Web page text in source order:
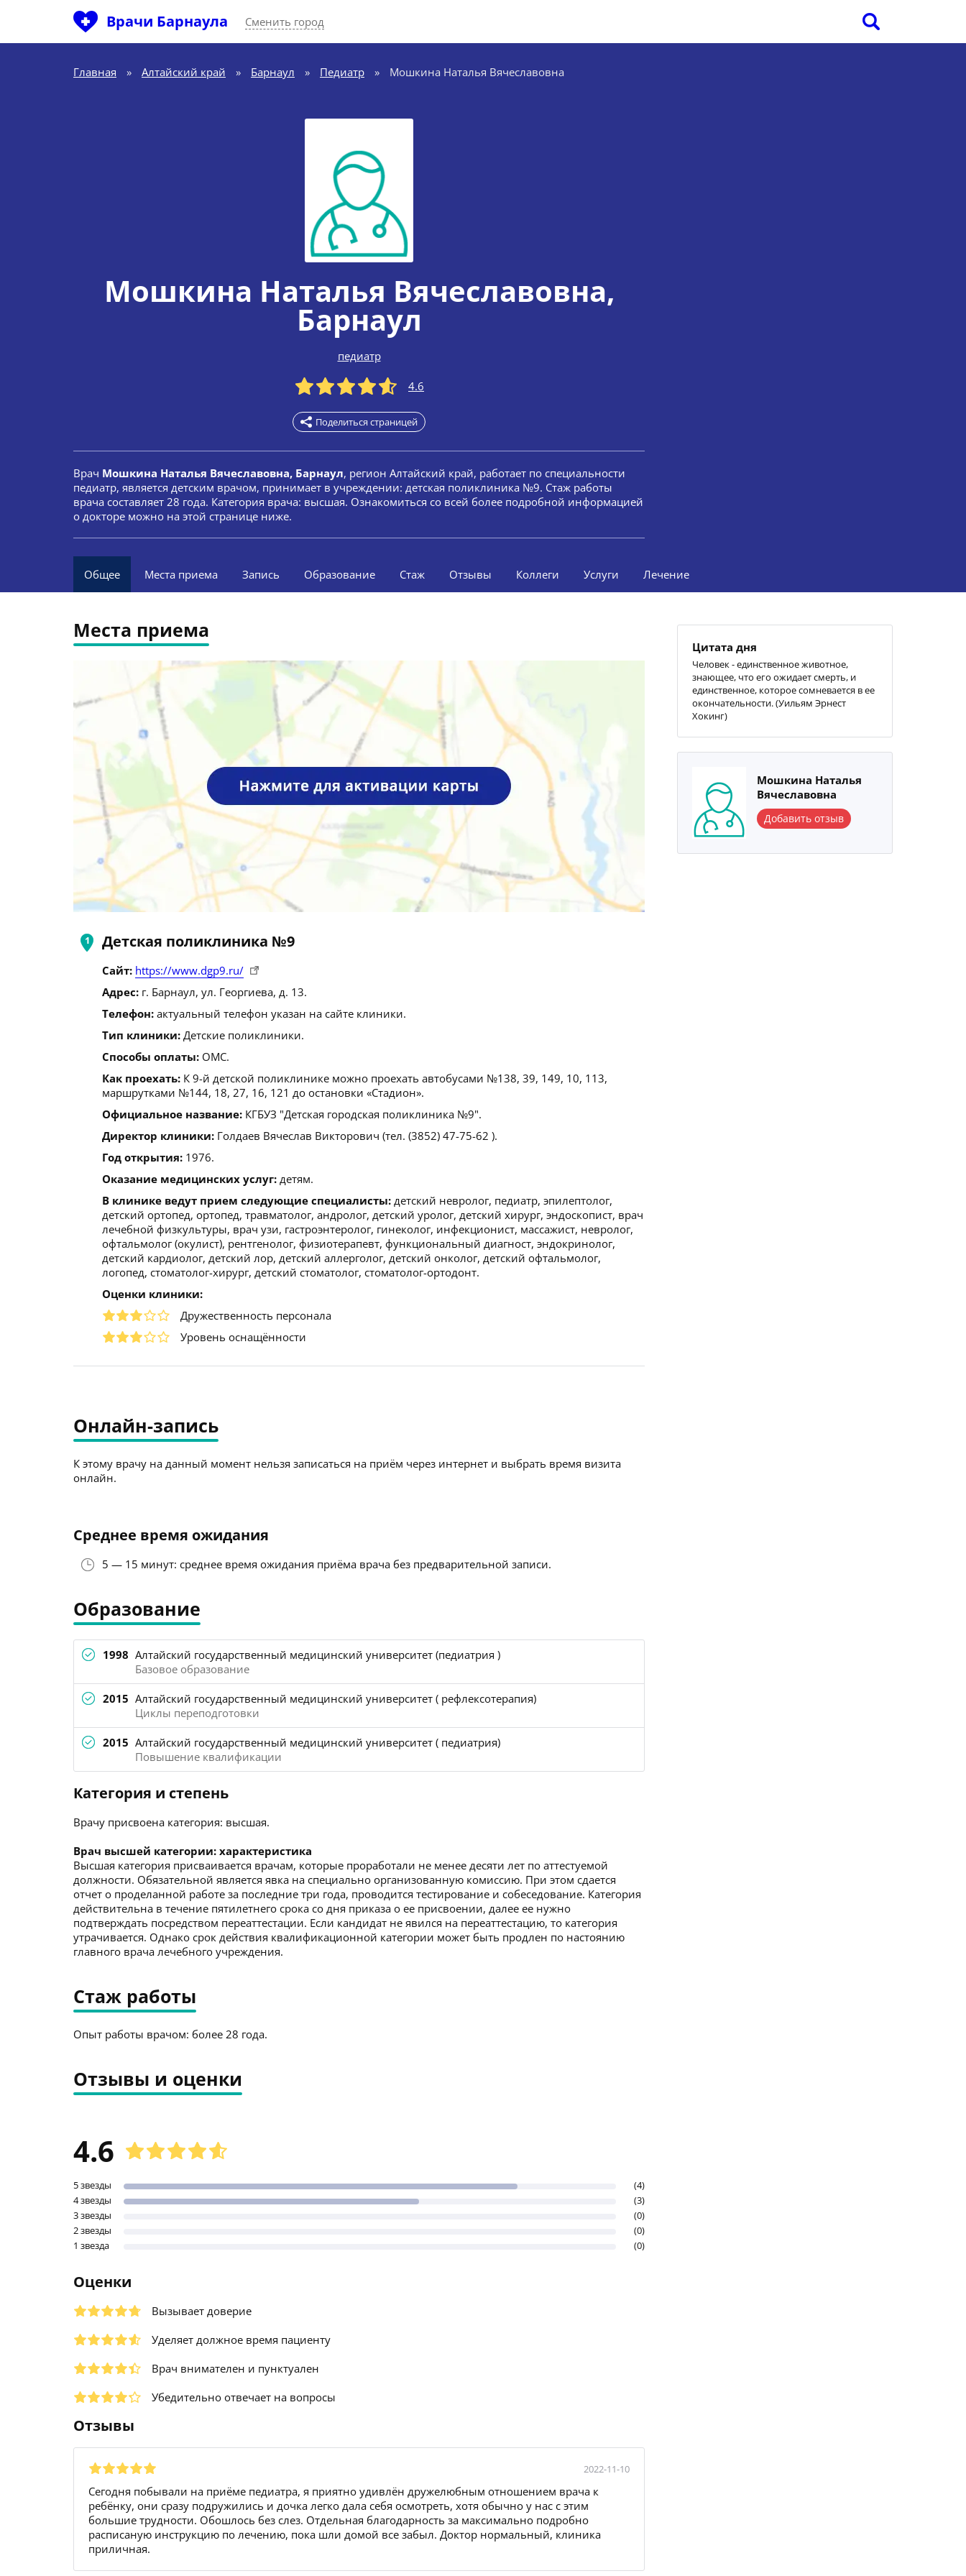
Врачи Барнаула Сменить город
Главная » Алтайский край » Барнаул » Педиатр » Мошкина Наталья Вячеславовна
Мошкина Наталья Вячеславовна,
Барнаул
педиатр
4.6
Поделиться страницей
Врач Мошкина Наталья Вячеславовна, Барнаул, регион Алтайский край, работает по специальности
педиатр, является детским врачом, принимает в учреждении: детская поликлиника №9. Стаж работы
врача составляет 28 года. Категория врача: высшая. Ознакомиться со всей более подробной информацией
о докторе можно на этой странице ниже.
Общее Места приема Запись Образование Стаж Отзывы Коллеги Услуги Лечение
Места приема
Детская поликлиника №9
Сайт: https://www.dgp9.ru/
Адрес: г. Барнаул, ул. Георгиева, д. 13.
Телефон: актуальный телефон указан на сайте клиники.
Тип клиники: Детские поликлиники.
Способы оплаты: ОМС.
Как проехать: К 9-й детской поликлинике можно проехать автобусами №138, 39, 149, 10, 113,
маршрутками №144, 18, 27, 16, 121 до остановки «Стадион».
Официальное название: КГБУЗ "Детская городская поликлиника №9".
Директор клиники: Голдаев Вячеслав Викторович (тел. (3852) 47-75-62 ).
Год открытия: 1976.
Оказание медицинских услуг: детям.
В клинике ведут прием следующие специалисты: детский невролог, педиатр, эпилептолог,
детский ортопед, ортопед, травматолог, андролог, детский уролог, детский хирург, эндоскопист, врач
лечебной физкультуры, врач узи, гастроэнтеролог, гинеколог, инфекционист, массажист, невролог,
офтальмолог (окулист), рентгенолог, физиотерапевт, функциональный диагност, эндокринолог,
детский кардиолог, детский лор, детский аллерголог, детский онколог, детский офтальмолог,
логопед, стоматолог-хирург, детский стоматолог, стоматолог-ортодонт.
Оценки клиники:
Дружественность персонала
Уровень оснащённости
Онлайн-запись
К этому врачу на данный момент нельзя записаться на приём через интернет и выбрать время визита
онлайн.
Среднее время ожидания
5 — 15 минут: среднее время ожидания приёма врача без предварительной записи.
Образование
1998 Алтайский государственный медицинский университет (педиатрия )
Базовое образование
2015 Алтайский государственный медицинский университет ( рефлексотеpапия)
Циклы переподготовки
2015 Алтайский государственный медицинский университет ( педиатрия)
Повышение квалификации
Категория и степень
Врачу присвоена категория: высшая.
Врач высшей категории: характеристика
Высшая категория присваивается врачам, которые проработали не менее десяти лет по аттестуемой
должности. Обязательной является явка на специально организованную комиссию. При этом сдается
отчет о проделанной работе за последние три года, проводится тестирование и собеседование. Категория
действительна в течение пятилетнего срока со дня приказа о ее присвоении, далее ее нужно
подтверждать посредством переаттестации. Если кандидат не явился на переаттестацию, то категория
утрачивается. Однако срок действия квалификационной категории может быть продлен по настоянию
главного врача лечебного учреждения.
Стаж работы
Опыт работы врачом: более 28 года.
Отзывы и оценки
4.6
5 звезды
(4)
4 звезды
(3)
3 звезды
(0)
2 звезды
(0)
1 звезда
(0)
Оценки
Вызывает доверие
Уделяет должное время пациенту
Врач внимателен и пунктуален
Убедительно отвечает на вопросы
Отзывы
2022-11-10
Сегодня побывали на приёме педиатра, я приятно удивлён дружелюбным отношением врача к
ребёнку, они сразу подружились и дочка легко дала себя осмотреть, хотя обычно у нас с этим
большие трудности. Обошлось без слез. Отдельная благодарность за максимально подробно
расписаную инструкцию по лечению, пока шли домой все забыл. Доктор нормальный, клиника
приличная.
Цитата дня
Человек - единственное животное,
знающее, что его ожидает смерть, и
единственное, которое сомневается в ее
окончательности. (Уильям Эрнест
Хокинг)
Мошкина Наталья
Вячеславовна
Добавить отзыв